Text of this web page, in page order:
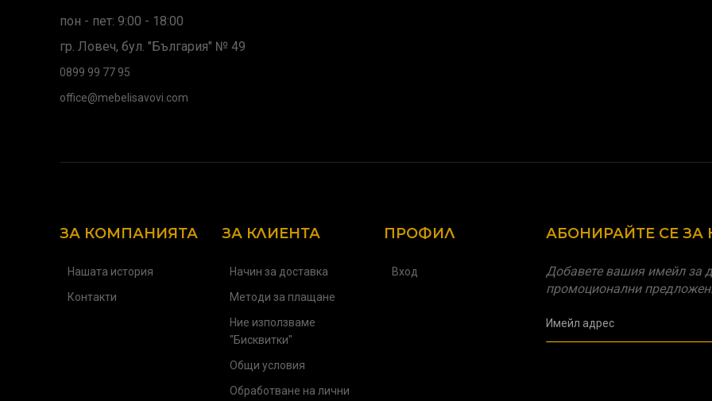
пон - пет: 9:00 - 18:00
гр. Ловеч, бул. "България" № 49
0899 99 77 95
office@mebelisavovi.com
ЗА КОМПАНИЯТА
Нашата история
Контакти
ЗА КЛИЕНТА
Начин за доставка
Методи за плащане
Ние използваме
"Бисквитки"
Общи условия
Обработване на лични
ПРОФИЛ
Вход
АБОНИРАЙТЕ СЕ
Добавете вашия имейл за
промоционални